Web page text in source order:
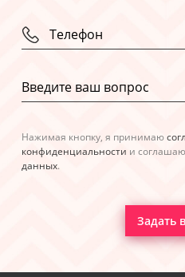
Нажимая кнопку, я принимаю
конфиденциальности и
данных.
Задать